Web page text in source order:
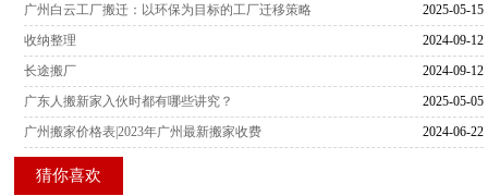
2025-05-15
广州白云工厂搬迁：以环保为目标的工厂迁移策略
2024-09-12
收纳整理
2024-09-12
长途搬厂
2025-05-05
广东人搬新家入伙时都有哪些讲究？
2024-06-22
广州搬家价格表|2023年广州最新搬家收费
猜你喜欢